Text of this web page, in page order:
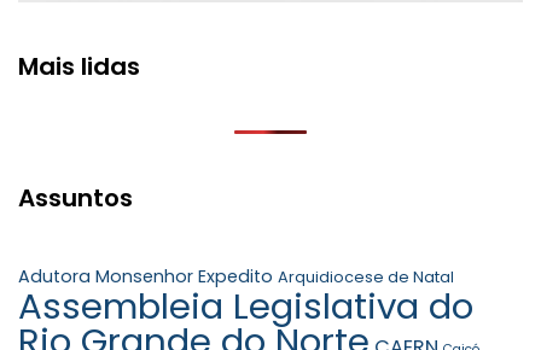
Mais lidas
Assuntos
Adutora Monsenhor Expedito Arquidiocese de Natal
Assembleia Legislativa do